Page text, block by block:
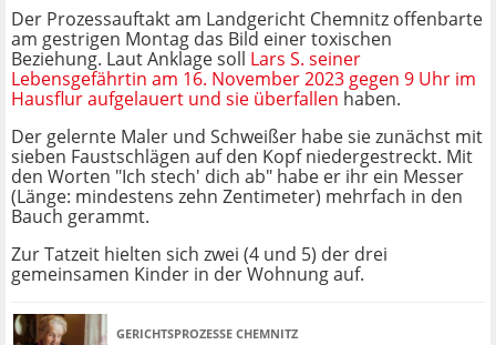
Der Prozessauftakt am Landgericht Chemnitz offenbarte
am gestrigen Montag das Bild einer toxischen
Beziehung. Laut Anklage soll Lars S. seiner
Lebensgefährtin am 16. November 2023 gegen 9 Uhr im
Hausflur aufgelauert und sie überfallen haben.
Der gelernte Maler und Schweißer habe sie zunächst mit
sieben Faustschlägen auf den Kopf niedergestreckt. Mit
den Worten "Ich stech' dich ab" habe er ihr ein Messer
(Länge: mindestens zehn Zentimeter) mehrfach in den
Bauch gerammt.
Zur Tatzeit hielten sich zwei (4 und 5) der drei
gemeinsamen Kinder in der Wohnung auf.
GERICHTSPROZESSE CHEMNITZ